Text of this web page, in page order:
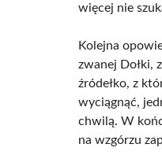
więcej nie
Kolejna
zwanej Dołki,
źródełko, z
wyciągnąć,
chwilą. W
na wzgórzu